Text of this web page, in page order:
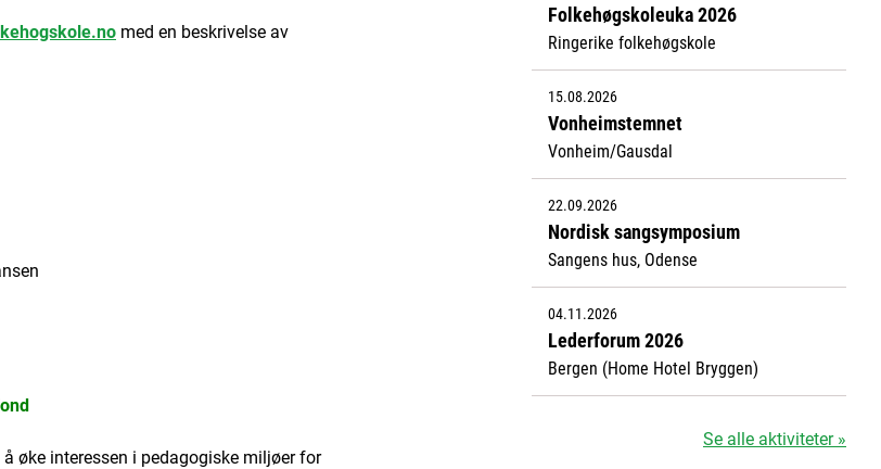
med en beskrivelse av
øke interessen i pedagogiske miljøer for
Folkehøgskoleuka 2026
Ringerike folkehøgskole
15.08.2026
Vonheimstemnet
Vonheim/Gausdal
22.09.2026
Nordisk sangsymposium
Sangens hus, Odense
04.11.2026
Lederforum 2026
Bergen (Home Hotel Bryggen)
Se alle aktiviteter »